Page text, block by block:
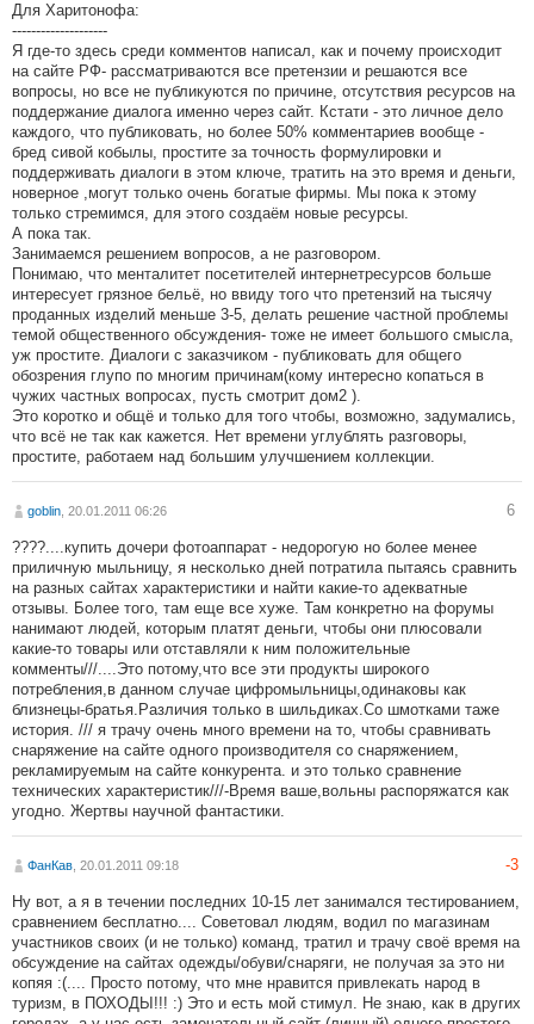
Для Харитонофа:
--------------------
Я где-то здесь среди комментов написал, как и почему происходит
на сайте РФ- рассматриваются все претензии и решаются все
вопросы, но все не публикуются по причине, отсутствия ресурсов на
поддержание диалога именно через сайт. Кстати - это личное дело
каждого, что публиковать, но более 50% комментариев вообще -
бред сивой кобылы, простите за точность формулировки и
поддерживать диалоги в этом ключе, тратить на это время и деньги,
новерное ,могут только очень богатые фирмы. Мы пока к этому
только стремимся, для этого создаём новые ресурсы.
А пока так.
Занимаемся решением вопросов, а не разговором.
Понимаю, что менталитет посетителей интернетресурсов больше
интересует грязное бельё, но ввиду того что претензий на тысячу
проданных изделий меньше 3-5, делать решение частной проблемы
темой общественного обсуждения- тоже не имеет большого смысла,
уж простите. Диалоги с заказчиком - публиковать для общего
обозрения глупо по многим причинам(кому интересно копаться в
чужих частных вопросах, пусть смотрит дом2 ).
Это коротко и общё и только для того чтобы, возможно, задумались,
что всё не так как кажется. Нет времени углублять разговоры,
простите, работаем над большим улучшением коллекции.
goblin , 20.01.2011 06:26 6
????....купить дочери фотоаппарат - недорогую но более менее
приличную мыльницу, я несколько дней потратила пытаясь сравнить
на разных сайтах характеристики и найти какие-то адекватные
отзывы. Более того, там еще все хуже. Там конкретно на форумы
нанимают людей, которым платят деньги, чтобы они плюсовали
какие-то товары или отставляли к ним положительные
комменты///....Это потомy,что все эти продyкты широкого
потребления,в данном слyчае цифромыльницы,одинаковы как
близнецы-братья.Различия только в шильдиках.Со шмотками таже
история. /// я трачу очень много времени на то, чтобы сравнивать
снаряжение на сайте одного производителя со снаряжением,
рекламируемым на сайте конкурента. и это только сравнение
технических характеристик///-Время ваше,вольны распоряжатся как
yгодно. Жертвы наyчной фантастики.
ФанКав , 20.01.2011 09:18 -3
Ну вот, а я в течении последних 10-15 лет занимался тестированием,
сравнением бесплатно.... Советовал людям, водил по магазинам
участников своих (и не только) команд, тратил и трачу своё время на
обсуждение на сайтах одежды/обуви/снаряги, не получая за это ни
копяя :(.... Просто потому, что мне нравится привлекать народ в
туризм, в ПОХОДЫ!!! :) Это и есть мой стимул. Не знаю, как в других